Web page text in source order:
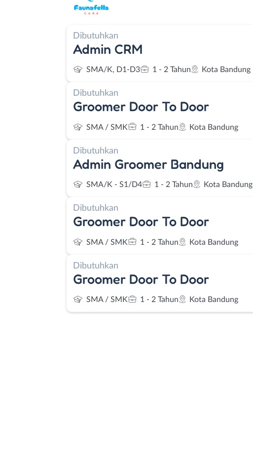
Dibutuhkan
Admin CRM
SMA/K, D1-D3 1 - 2 Tahun Kota Bandung
Dibutuhkan
Groomer Door To Door
SMA / SMK 1 - 2 Tahun Kota Bandung
Dibutuhkan
Admin Groomer Bandung
SMA/K - S1/D4 1 - 2 Tahun Kota Bandung
Dibutuhkan
Groomer Door To Door
SMA / SMK 1 - 2 Tahun Kota Bandung
Dibutuhkan
Groomer Door To Door
SMA / SMK 1 - 2 Tahun Kota Bandung